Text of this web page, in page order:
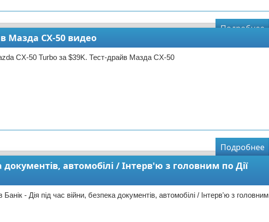
Подробнее
Мазда CX-50 видео
CX-50 Turbo за $39K. Тест-драйв Мазда CX-50
Подробнее
автомобілі / Інтерв'ю з головним по Дії
- Дія під час війни, безпека документів, автомобілі / Інтерв'ю з головним